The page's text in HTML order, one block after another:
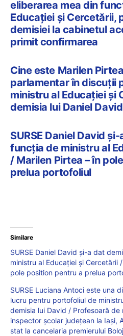
eliberarea mea din
Educației și Cercetării,
demisiei la cabinetul
primit confirmarea
Cine este Marilen
parlamentar în discuții
ministru al Educației și
demisia lui Daniel David
SURSE Daniel David
funcția de ministru al
/ Marilen Pirtea – în
prelua portofoliul
Similare
SURSE Daniel David și-a dat
ministru al Educației și Cercetării
pole position pentru a prelua
SURSE Luciana Antoci este una
lucru pentru portofoliul de
demisia lui David / Profesoară de
inspector școlar județean la Iași,
stat la cancelaria premierului